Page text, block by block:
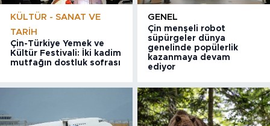
KÜLTÜR - SANAT VE
TARIH
Çin-Türkiye Yemek ve
Kültür Festivali: İki kadim
mutfağın dostluk sofrası
GENEL
Çin menşeli robot
süpürgeler dünya
genelinde popülerlik
kazanmaya devam
ediyor